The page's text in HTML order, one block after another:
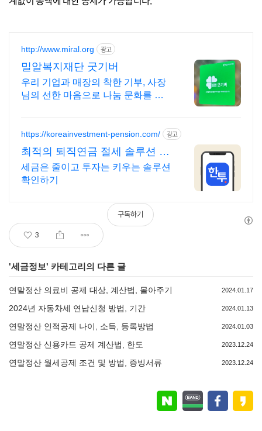
http://www.miral.org 광고
밀알복지재단 굿기버
우리 기업과 매장의 착한 기부, 사장
님의 선한 마음으로 나눔 문화를 이
https://koreainvestment-pension.com/ 광고
최적의 퇴직연금 절세 솔루션 최
대 148.5만원 절세
세금은 줄이고 투자는 키우는 솔루션
확인하기
3
구독하기
'세금정보' 카테고리의 다른 글
연말정산 의료비 공제 대상, 계산법, 몰아주기 2024.01.17
2024년 자동차세 연납신청 방법, 기간 2024.01.13
연말정산 인적공제 나이, 소득, 등록방법 2024.01.03
연말정산 신용카드 공제 계산법, 한도 2023.12.24
연말정산 월세공제 조건 및 방법, 증빙서류 2023.12.24